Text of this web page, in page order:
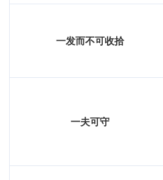
一发而不可收拾
一夫可守